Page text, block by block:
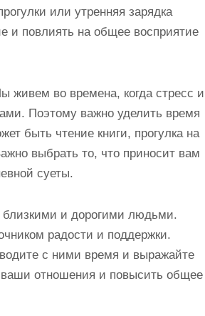
или утренняя зарядка
и повлиять на общее восприятие
живем во времена, когда стресс и
Поэтому важно уделить время
быть чтение книги, прогулка на
выбрать то, что приносит вам
суеты.
и дорогими людьми.
радости и поддержки.
с ними время и выражайте
отношения и повысить общее